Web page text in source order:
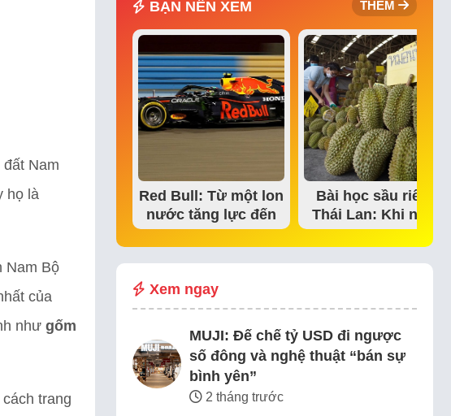
Nam
họ là
Nam Bộ
của
như gốm
trang
BẠN NÊN XEM THÊM
Red Bull: Từ một lon
nước tăng lực đến
đế chế thể…
Bài học sầu riêng
Thái Lan: Khi niềm
tin thị trường bắt…
Xem ngay
MUJI: Đế chế tỷ USD đi ngược
số đông và nghệ thuật “bán sự
bình yên”
2 tháng trước